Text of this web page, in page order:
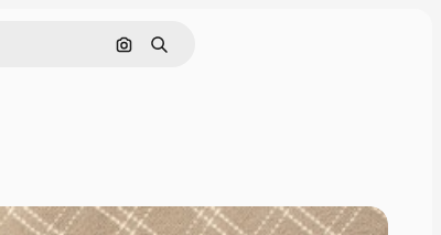
画像で検索
検索